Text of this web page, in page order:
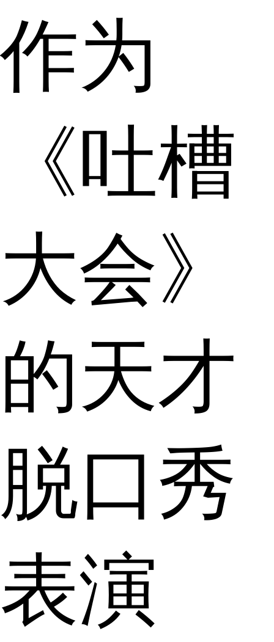
作为
《吐槽
大会》
的天才
脱口秀
表演